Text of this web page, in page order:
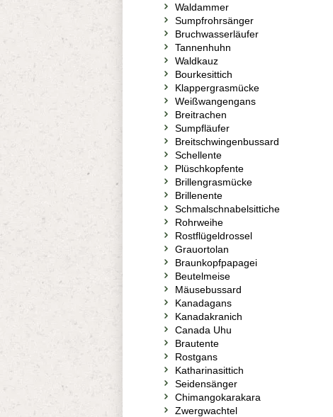
Waldammer
Sumpfrohrsänger
Bruchwasserläufer
Tannenhuhn
Waldkauz
Bourkesittich
Klappergrasmücke
Weißwangengans
Breitrachen
Sumpfläufer
Breitschwingenbussard
Schellente
Plüschkopfente
Brillengrasmücke
Brillenente
Schmalschnabelsittiche
Rohrweihe
Rostflügeldrossel
Grauortolan
Braunkopfpapagei
Beutelmeise
Mäusebussard
Kanadagans
Kanadakranich
Canada Uhu
Brautente
Rostgans
Katharinasittich
Seidensänger
Chimangokarakara
Zwergwachtel